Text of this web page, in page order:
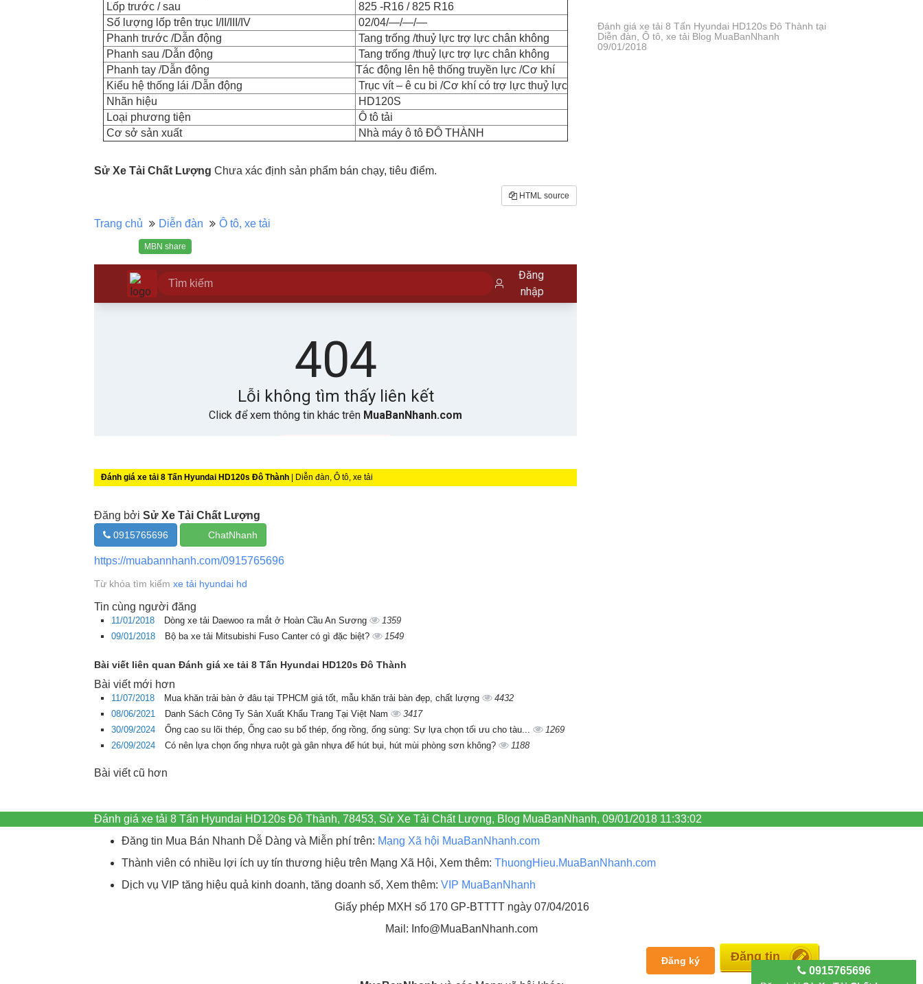
Lốp trước / sau
825 -R16 / 825 R16
Số lượng lốp trên trục I/II/III/IV
02/04/—/—/—
Phanh trước /Dẫn động
Tang trống /thuỷ lực trợ lực chân không
Phanh sau /Dẫn động
Tang trống /thuỷ lực trợ lực chân không
Phanh tay /Dẫn động
Tác động lên hệ thống truyền lực /Cơ khí
Kiểu hệ thống lái /Dẫn động
Trục vít – ê cu bi /Cơ khí có trợ lực thuỷ lực
Nhãn hiệu
HD120S
Loại phương tiện
Ô tô tải
Cơ sở sản xuất
Nhà máy ô tô ĐÔ THÀNH
Sử Xe Tải Chất Lượng Chưa xác định sản phẩm bán chạy, tiêu điểm.
HTML source
Trang chủ Diễn đàn Ô tô, xe tải
MBN share
Đánh giá xe tải 8 Tấn Hyundai HD120s Đô Thành | Diễn đàn, Ô tô, xe tải
Đăng bởi Sử Xe Tải Chất Lượng
0915765696 ChatNhanh
https://muabannhanh.com/0915765696
Từ khóa tìm kiếm xe tải hyundai hd
Tin cùng người đăng
11/01/2018 Dòng xe tải Daewoo ra mắt ở Hoàn Cầu An Sương
1359
09/01/2018
Bộ ba xe tải Mitsubishi Fuso Canter có gì đặc biệt? 1549
Bài viết liên quan Đánh giá xe tải 8 Tấn Hyundai HD120s Đô Thành
Bài viết mới hơn
11/07/2018 Mua khăn trải bàn ở đâu tại TPHCM giá tốt, mẫu khăn trải bàn đẹp, chất lượng
4432
08/06/2021
Danh Sách Công Ty Sản Xuất Khẩu Trang Tại Việt Nam
3417
30/09/2024
Ống cao su lõi thép, Ống cao su bố thép, ống rồng, ống sùng: Sự lựa chọn tối ưu cho tàu...
1269
26/09/2024
Có nên lựa chọn ống nhựa ruột gà gân nhựa để hút bụi, hút mùi phòng sơn không? 1188
Bài viết cũ hơn
Đánh giá xe tải 8 Tấn Hyundai HD120s Đô Thành tại
Diễn đàn, Ô tô, xe tải Blog MuaBanNhanh
09/01/2018
Đánh giá xe tải 8 Tấn Hyundai HD120s Đô Thành, 78453, Sử Xe Tải Chất Lượng, Blog MuaBanNhanh, 09/01/2018 11:33:02
Đăng tin Mua Bán Nhanh Dễ Dàng và Miễn phí trên: Mạng Xã hội MuaBanNhanh.com
Thành viên có nhiều lợi ích uy tín thương hiệu trên Mạng Xã Hội, Xem thêm: ThuongHieu.MuaBanNhanh.com
Dịch vụ VIP tăng hiệu quả kinh doanh, tăng doanh số, Xem thêm: VIP MuaBanNhanh
Giấy phép MXH số 170 GP-BTTTT ngày 07/04/2016
Mail: Info@MuaBanNhanh.com
Đăng ký Miễn phí
0915765696